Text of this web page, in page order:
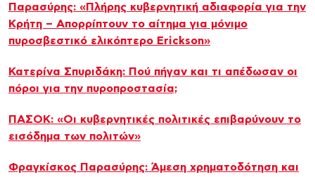
Παρασύρης: «Πλήρης κυβερνητική αδιαφορία για την
Κρήτη – Απορρίπτουν το αίτημα για μόνιμο
πυροσβεστικό ελικόπτερο Erickson»
Κατερίνα Σπυριδάκη: Πού πήγαν και τι απέδωσαν οι
πόροι για την πυροπροστασία;
ΠΑΣΟΚ: «Οι κυβερνητικές πολιτικές επιβαρύνουν το
εισόδημα των πολιτών»
Φραγκίσκος Παρασύρης: Άμεση χρηματοδότηση και